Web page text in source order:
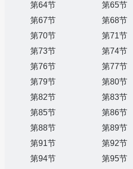
第64节
第65节
第67节
第68节
第70节
第71节
第73节
第74节
第76节
第77节
第79节
第80节
第82节
第83节
第85节
第86节
第88节
第89节
第91节
第92节
第94节
第95节